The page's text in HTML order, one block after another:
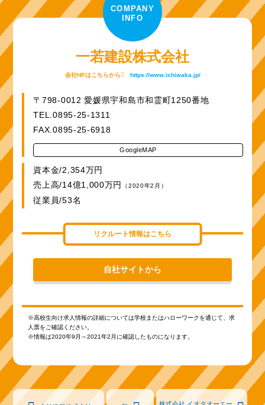
COMPANY
INFO
一若建設株式会社
会社HPはこちらから https://www.ichiwaka.jp/
〒798-0012 愛媛県宇和島市和霊町1250番地
TEL.0895-25-1311
FAX.0895-25-6918
GoogleMAP
資本金/2,354万円
売上高/14億1,000万円
（2020年2月）
従業員/53名
リクルート情報はこちら
自社サイトから
※高校生向け求人情報の詳細については学校またはハローワークを通じて、求
人票をご確認ください。
※情報は2020年9月～2021年2月に確認したものになります。